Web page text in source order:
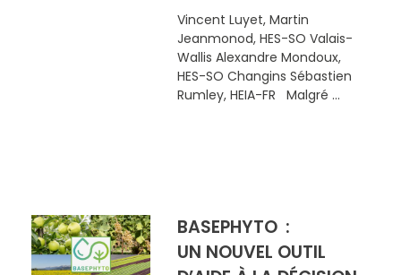
Vincent Luyet, Martin
Jeanmonod, HES-SO Valais-
Wallis Alexandre Mondoux,
HES-SO Changins Sébastien
Rumley, HEIA-FR Malgré ...
BASEPHYTO :
UN NOUVEL OUTIL